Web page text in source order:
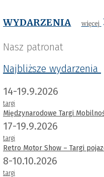
WYDARZENIA więcej
Nasz patronat
Najbliższe wydarzenia
14-19.9.2026
targi
Międzynarodowe Targi
17-19.9.2026
targi
Retro Motor Show – Targi
8-10.10.2026
targi